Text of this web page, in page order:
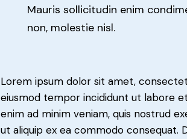
Mauris sollicitudin enim
non, molestie nisl.
Lorem ipsum dolor sit amet,
eiusmod tempor incididunt ut labore
enim ad minim veniam, quis nostrud
ut aliquip ex ea commodo consequat.